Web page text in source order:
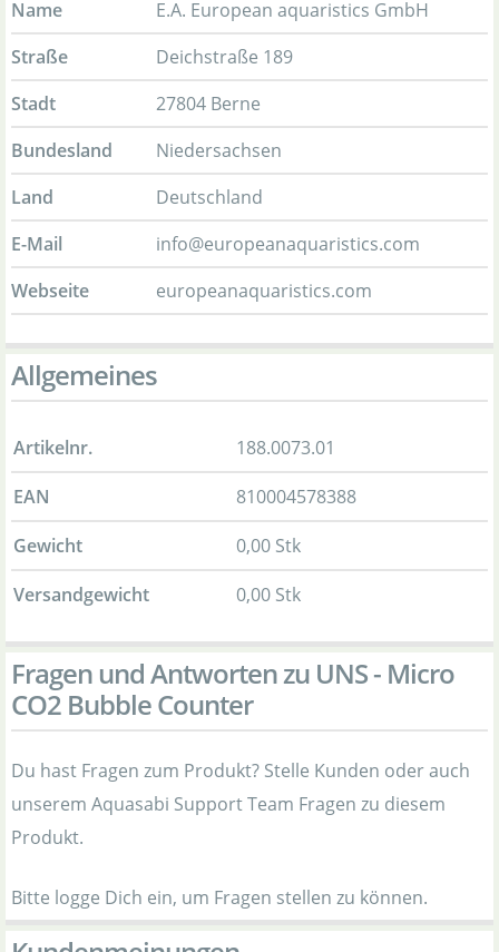
Name
E.A. European aquaristics GmbH
Straße
Deichstraße 189
Stadt
27804 Berne
Bundesland
Niedersachsen
Land
Deutschland
E-Mail
info@europeanaquaristics.com
Webseite
europeanaquaristics.com
Allgemeines
Artikelnr.
188.0073.01
EAN
810004578388
Gewicht
0,00 Stk
Versandgewicht
0,00 Stk
Fragen und Antworten zu UNS - Micro
CO2 Bubble Counter
Du hast Fragen zum Produkt? Stelle Kunden oder auch
unserem Aquasabi Support Team Fragen zu diesem
Produkt.
Bitte logge Dich ein, um Fragen stellen zu können.